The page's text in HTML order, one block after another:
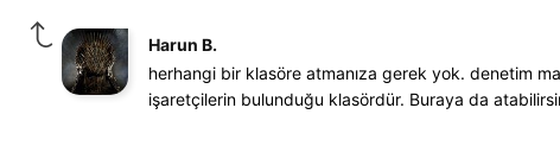
Harun B.
herhangi bir klasöre atmanıza gerek yok. denetim
işaretçilerin bulunduğu klasördür. Buraya da